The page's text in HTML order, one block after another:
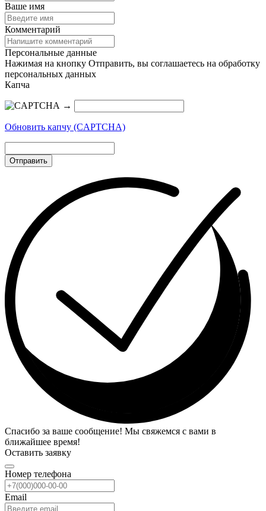
Ваше имя
Комментарий
Персональные данные
Нажимая на кнопку Отправить, вы соглашаетесь на обработку
персональных данных
Капча
→
Обновить капчу (CAPTCHA)
Отправить
Спасибо за ваше сообщение! Мы свяжемся с вами в
ближайшее время!
Оставить заявку
Номер телефона
Email